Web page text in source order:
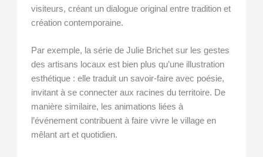
visiteurs, créant un dialogue original entre tradition et
création contemporaine.
Par exemple, la série de Julie Brichet sur les gestes
des artisans locaux est bien plus qu’une illustration
esthétique : elle traduit un savoir-faire avec poésie,
invitant à se connecter aux racines du territoire. De
manière similaire, les animations liées à
l’événement contribuent à faire vivre le village en
mêlant art et quotidien.